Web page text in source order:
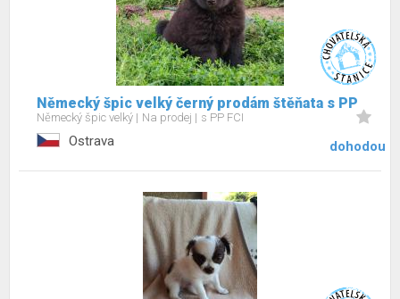
Německý špic velký černý prodám štěňata s PP
Německý špic velký Na prodej s PP FCI
Ostrava dohodou